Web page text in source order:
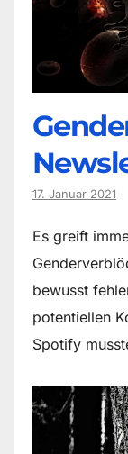
17. Januar 2021
Es greift
bewusst
potentiellen
Spotify